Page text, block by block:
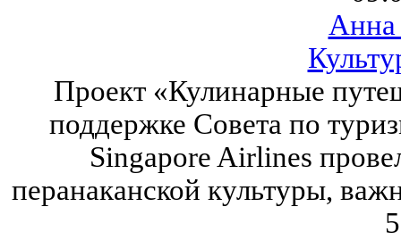
Анна
Проект «Кулинарные
поддержке Совета по
Singapore Airlines
перанаканской культуры,